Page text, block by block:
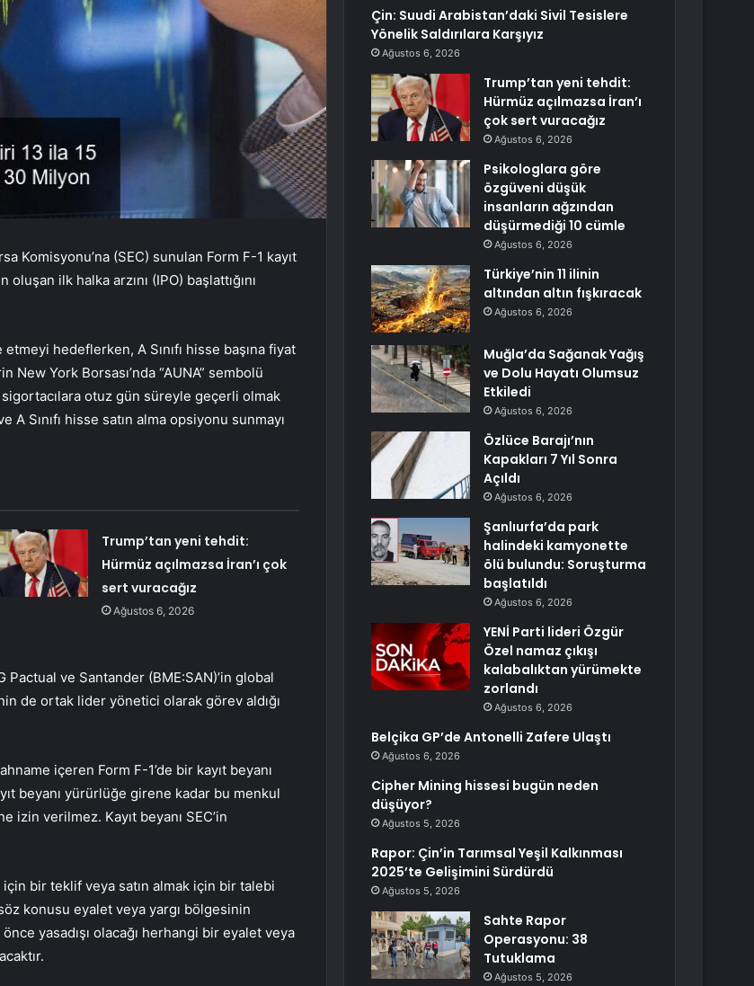
Komisyonu’na (SEC) sunulan Form F-1 kayıt
ilk halka arzını (IPO) başlattığını
hedeflerken, A Sınıfı hisse başına fiyat
New York Borsası’nda “AUNA” sembolü
otuz gün süreyle geçerli olmak
Sınıfı hisse satın alma opsiyonu sunmayı
Trump’tan yeni tehdit:
Hürmüz açılmazsa İran’ı çok
sert vuracağız
Ağustos 6, 2026
Pactual ve Santander (BME:SAN)’in global
de ortak lider yönetici olarak görev aldığı
içeren Form F-1’de bir kayıt beyanı
beyanı yürürlüğe girene kadar bu menkul
izin verilmez. Kayıt beyanı SEC’in
bir teklif veya satın almak için bir talebi
konusu eyalet veya yargı bölgesinin
yasadışı olacağı herhangi bir eyalet veya
Çin: Suudi Arabistan’daki Sivil Tesislere
Yönelik Saldırılara Karşıyız
Ağustos 6, 2026
Trump’tan yeni tehdit:
Hürmüz açılmazsa İran’ı
çok sert vuracağız
Ağustos 6, 2026
Psikologlara göre
özgüveni düşük
insanların ağzından
düşürmediği 10 cümle
Ağustos 6, 2026
Türkiye’nin 11 ilinin
altından altın fışkıracak
Ağustos 6, 2026
Muğla’da Sağanak Yağış
ve Dolu Hayatı Olumsuz
Etkiledi
Ağustos 6, 2026
Özlüce Barajı’nın
Kapakları 7 Yıl Sonra
Açıldı
Ağustos 6, 2026
Şanlıurfa’da park
halindeki kamyonette
ölü bulundu: Soruşturma
başlatıldı
Ağustos 6, 2026
YENİ Parti lideri Özgür
Özel namaz çıkışı
kalabalıktan yürümekte
zorlandı
Ağustos 6, 2026
Belçika GP’de Antonelli Zafere Ulaştı
Ağustos 6, 2026
Cipher Mining hissesi bugün neden
düşüyor?
Ağustos 5, 2026
Rapor: Çin’in Tarımsal Yeşil Kalkınması
2025’te Gelişimini Sürdürdü
Ağustos 5, 2026
Sahte Rapor
Operasyonu: 38
Tutuklama
Ağustos 5, 2026